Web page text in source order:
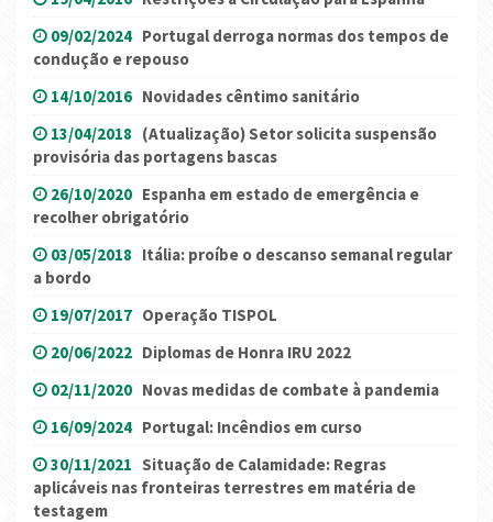
09/02/2024 Portugal derroga normas dos tempos de
condução e repouso
14/10/2016 Novidades cêntimo sanitário
13/04/2018 (Atualização) Setor solicita suspensão
provisória das portagens bascas
26/10/2020 Espanha em estado de emergência e
recolher obrigatório
03/05/2018 Itália: proíbe o descanso semanal regular
a bordo
19/07/2017 Operação TISPOL
20/06/2022 Diplomas de Honra IRU 2022
02/11/2020 Novas medidas de combate à pandemia
16/09/2024 Portugal: Incêndios em curso
30/11/2021 Situação de Calamidade: Regras
aplicáveis nas fronteiras terrestres em matéria de
testagem